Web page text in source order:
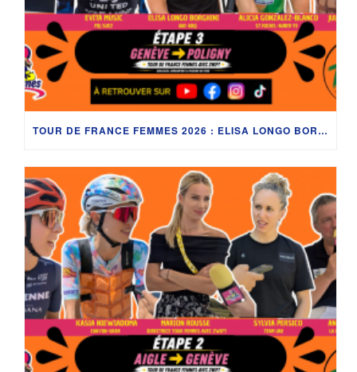
TOUR DE FRANCE FEMMES 2026 : ELISA LONGO BORGHINI, ÉVITA MUZIC, JULIE BEGO, ALICIA GONZÁLEZ ET LES SECRETS DU LAC LÉMAN AVEC DÉDÉ